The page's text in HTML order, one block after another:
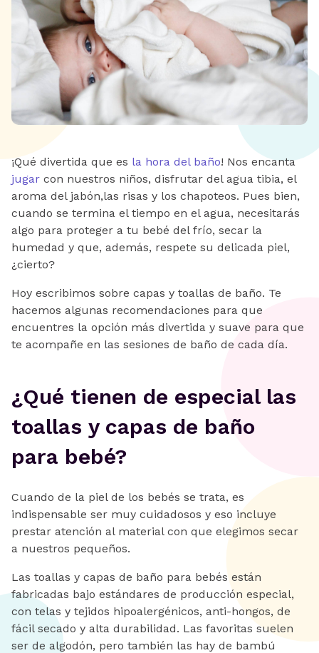
¡Qué divertida que es la hora del baño! Nos encanta
jugar con nuestros niños, disfrutar del agua tibia, el
aroma del jabón,las risas y los chapoteos. Pues bien,
cuando se termina el tiempo en el agua, necesitarás
algo para proteger a tu bebé del frío, secar la
humedad y que, además, respete su delicada piel,
¿cierto?
Hoy escribimos sobre capas y toallas de baño. Te
hacemos algunas recomendaciones para que
encuentres la opción más divertida y suave para que
te acompañe en las sesiones de baño de cada día.
¿Qué tienen de especial las
toallas y capas de baño
para bebé?
Cuando de la piel de los bebés se trata, es
indispensable ser muy cuidadosos y eso incluye
prestar atención al material con que elegimos secar
a nuestros pequeños.
Las toallas y capas de baño para bebés están
fabricadas bajo estándares de producción especial,
con telas y tejidos hipoalergénicos, anti-hongos, de
fácil secado y alta durabilidad. Las favoritas suelen
ser de algodón, pero también las hay de bambú